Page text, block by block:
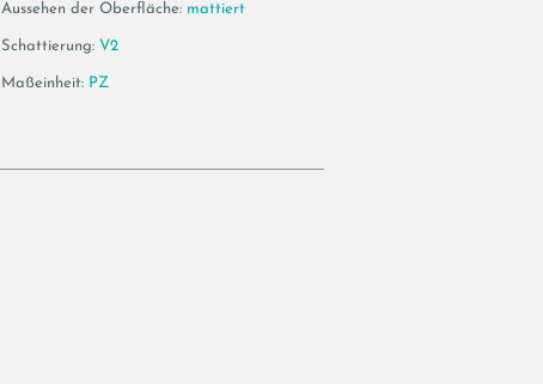
Aussehen der Oberfläche: mattiert
Schattierung: V2
Maßeinheit: PZ